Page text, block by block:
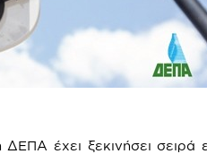
έχει ξεκινήσει σειρά